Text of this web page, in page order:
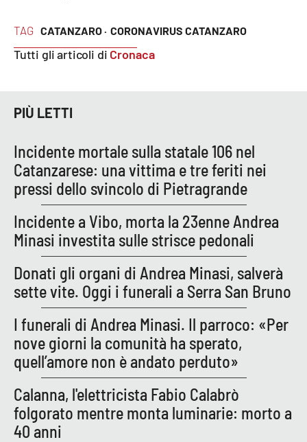
Good Morning Vietnam
Leggendo Alvaro insieme
Imprese Di Calabria
Le perfidie di Antonella Grippo
Venti di comunicazione
STREAMING
LaC TV
LaC Network
LaC OnAir
EDIZIONI
LOCALI
TAG CATANZARO · CORONAVIRUS CATANZARO
Tutti gli articoli di Cronaca
PIÙ LETTI
Incidente mortale sulla statale 106 nel
Catanzarese: una vittima e tre feriti nei
pressi dello svincolo di Pietragrande
Incidente a Vibo, morta la 23enne Andrea
Minasi investita sulle strisce pedonali
Donati gli organi di Andrea Minasi, salverà
sette vite. Oggi i funerali a Serra San Bruno
I funerali di Andrea Minasi. Il parroco: «Per
nove giorni la comunità ha sperato,
quell’amore non è andato perduto»
Calanna, l'elettricista Fabio Calabrò
folgorato mentre monta luminarie: morto a
40 anni